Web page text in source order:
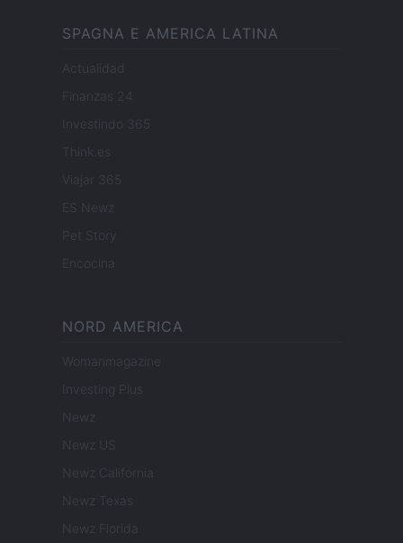
SPAGNA E AMERICA LATINA
Actualidad
Finanzas 24
Investindo 365
Think.es
Viajar 365
ES Newz
Pet Story
Encocina
NORD AMERICA
Womanmagazine
Investing Plus
Newz
Newz US
Newz California
Newz Texas
Newz Florida